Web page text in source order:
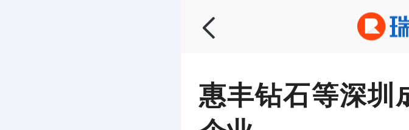
惠丰钻石等深圳